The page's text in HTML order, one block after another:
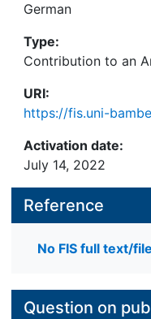
German
Type:
Contribution to an
URI:
https://fis.uni-
Activation date:
July 14, 2022
Reference
No FIS full text/file
Question on